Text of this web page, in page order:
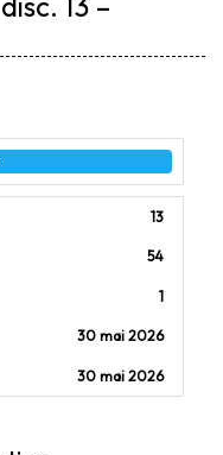
13
54
1
30 mai 2026
30 mai 2026